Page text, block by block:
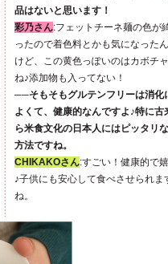
品はないと思います！
彩乃さん:フェットチーネ麺の色が
ったので着色料とかも気になった
けど、この黄色っぽいのはカボチ
ね♪添加物も入ってない！
──そもそもグルテンフリーは消化
よくて、健康的なんですよ♪特に古
ら米食文化の日本人にはピッタリ
方法ですね。
CHIKAKOさん:すごい！健康的で
♪子供にも安心して食べさせられま
ね。